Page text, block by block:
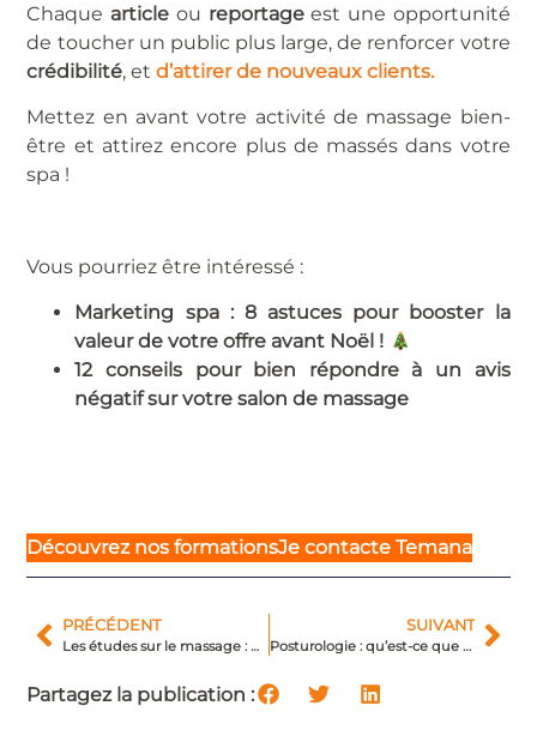
Chaque article ou reportageest une opportunité
de toucher un public plus large, de renforcer votre
crédibilité, et d’attirer de nouveaux clients.
Mettez en avant votre activité de massage bien-
être et attirez encore plus de massés dans votre
spa !
Vous pourriez être intéressé :
Marketing spa : 8 astuces pour booster la
valeur de votre offre avant Noël !
12 conseils pour bien répondre à un avis
négatif sur votre salon de massage
Découvrez nos formationsJe contacte Temana
PRÉCÉDENT
Les études sur le massage : que nous disent-elles ?
SUIVANT
Posturologie : qu’est-ce que c’est ?
Partagez la publication :